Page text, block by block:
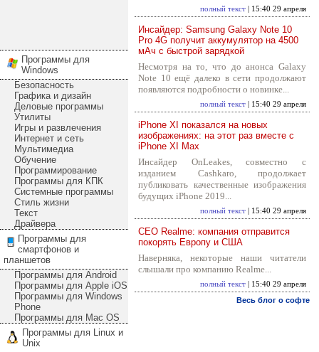
Программы для
Windows
Безопасность
Графика и дизайн
Деловые программы
Утилиты
Игры и развлечения
Интернет и сеть
Мультимедиа
Обучение
Программирование
Программы для КПК
Системные программы
Стиль жизни
Текст
Драйвера
Программы для
смартфонов и
планшетов
Программы для Android
Программы для Apple iOS
Программы для Windows
Phone
Программы для Mac OS
Программы для Linux и
Unix
полный текст | 15:40 29 апреля
Инсайдер: Samsung Galaxy Note 10
Pro 4G получит аккумулятор на 4500
мАч с быстрой зарядкой
Несмотря на то, что до анонса Galaxy
Note 10 ещё далеко в сети продолжают
появляются подробности о новинке...
полный текст | 15:40 29 апреля
iPhone XI показался на новых
изображениях: на этот раз вместе с
iPhone XI Max
Инсайдер OnLeakes, совместно с
изданием Cashkaro, продолжает
публиковать качественные изображения
будущих iPhone 2019...
полный текст | 15:40 29 апреля
CEO Realme: компания отправится
покорять Европу и США
Наверняка, некоторые наши читатели
слышали про компанию Realme...
полный текст | 15:40 29 апреля
Весь блог о софте